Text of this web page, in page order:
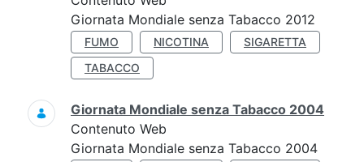
Giornata Mondiale senza Tabacco 2012
FUMO NICOTINA
SIGARETTA
TABACCO
Giornata Mondiale senza Tabacco 2004
Contenuto Web
Giornata Mondiale senza Tabacco 2004